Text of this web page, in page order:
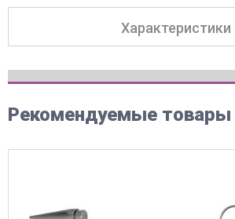
Характеристики
Рекомендуемые товары